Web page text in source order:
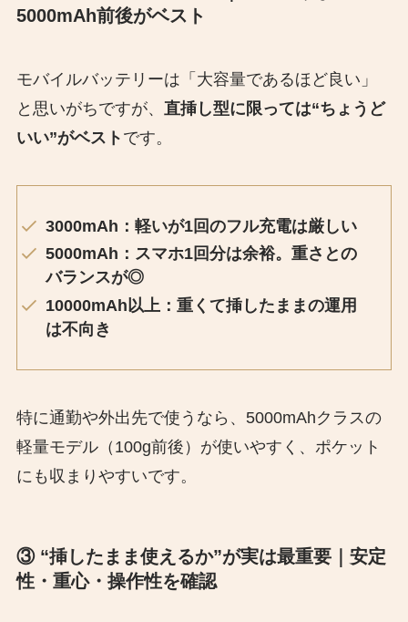
5000mAh前後がベスト
モバイルバッテリーは「大容量であるほど良い」
と思いがちですが、 直挿し型に限っては“ちょうど
いい”がベスト です。
3000mAh：軽いが1回のフル充電は厳しい
5000mAh：スマホ1回分は余裕。重さとの
バランスが◎
10000mAh以上：重くて挿したままの運用
は不向き
特に通勤や外出先で使うなら、5000mAhクラスの
軽量モデル（100g前後）が使いやすく、ポケット
にも収まりやすいです。
③ “挿したまま使えるか”が実は最重要｜安定
性・重心・操作性を確認